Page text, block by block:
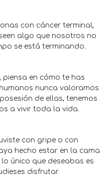
con cáncer terminal,
algo que nosotros no
se está terminando.
piensa en cómo te has
nunca valoramos
de ellas, tenemos
a vivir toda la vida.
con gripe o con
hecho estar en la cama
único que deseabas es
disfrutar